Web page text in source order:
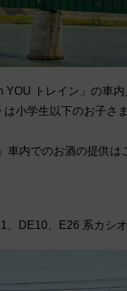
トレイン」の車内
は小学生以下のお子さ
車内でのお酒の提供は
、DE10、E26 系カシ